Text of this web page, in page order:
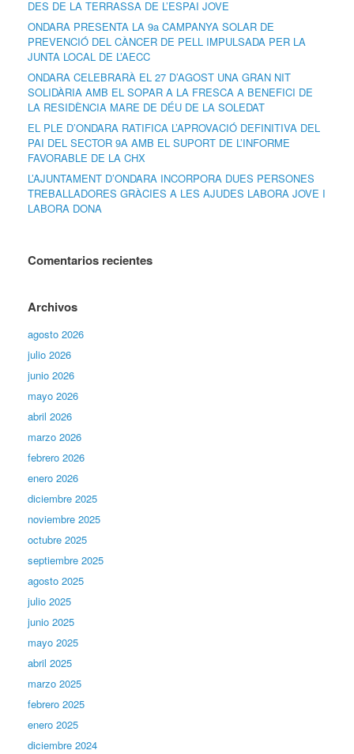
DES DE LA TERRASSA DE L’ESPAI JOVE
ONDARA PRESENTA LA 9a CAMPANYA SOLAR DE
PREVENCIÓ DEL CÀNCER DE PELL IMPULSADA PER LA
JUNTA LOCAL DE L’AECC
ONDARA CELEBRARÀ EL 27 D’AGOST UNA GRAN NIT
SOLIDÀRIA AMB EL SOPAR A LA FRESCA A BENEFICI DE
LA RESIDÈNCIA MARE DE DÉU DE LA SOLEDAT
EL PLE D’ONDARA RATIFICA L’APROVACIÓ DEFINITIVA DEL
PAI DEL SECTOR 9A AMB EL SUPORT DE L’INFORME
FAVORABLE DE LA CHX
L’AJUNTAMENT D’ONDARA INCORPORA DUES PERSONES
TREBALLADORES GRÀCIES A LES AJUDES LABORA JOVE I
LABORA DONA
Comentarios recientes
Archivos
agosto 2026
julio 2026
junio 2026
mayo 2026
abril 2026
marzo 2026
febrero 2026
enero 2026
diciembre 2025
noviembre 2025
octubre 2025
septiembre 2025
agosto 2025
julio 2025
junio 2025
mayo 2025
abril 2025
marzo 2025
febrero 2025
enero 2025
diciembre 2024